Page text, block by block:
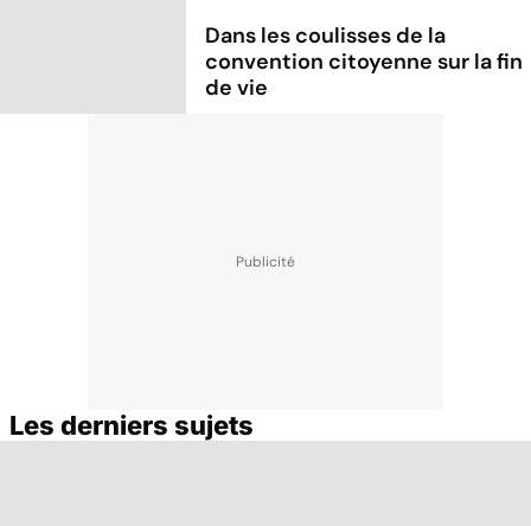
Dans les coulisses de la
convention citoyenne sur la fin
de vie
Les derniers sujets